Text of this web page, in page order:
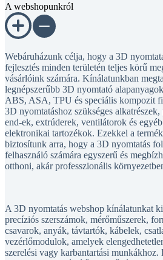
A webshopunkról
Webáruházunk célja, hogy a 3D
fejlesztés minden területén teljes körű
vásárlóink számára. Kínálatunkban
legnépszerűbb 3D nyomtató
ABS, ASA, TPU és speciális kompozit
3D nyomtatáshoz szükséges
end-ek, extrúderek, ventilátorok és
elektronikai tartozékok. Ezekkel a
biztosítunk arra, hogy a 3D nyomtatás
felhasználó számára egyszerű és
otthoni, akár professzionális
A 3D nyomtatás webshop kínálatunkat
precíziós szerszámok, mérőműszerek,
csavarok, anyák, távtartók, kábelek,
vezérlőmodulok, amelyek
szerelési vagy karbantartási munkákhoz.